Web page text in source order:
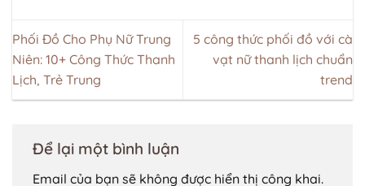
Phối Đồ Cho Phụ Nữ Trung
Niên: 10+ Công Thức Thanh
Lịch, Trẻ Trung
5 công thức phối đồ với cà
vạt nữ thanh lịch chuẩn
trend
Để lại một bình luận
Email của bạn sẽ không được hiển thị công khai.